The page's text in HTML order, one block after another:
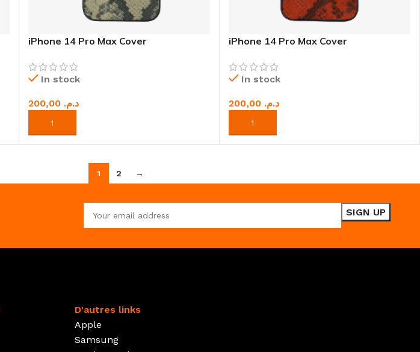
iPhone 14 Pro Max Cover
In stock
د.م.
AJOUTER AU PANIER
iPhone 14 Pro Max Cover
In stock
د.م.
AJOUTER AU PANIER
1 2 →
D'autres links
Apple
Samsung